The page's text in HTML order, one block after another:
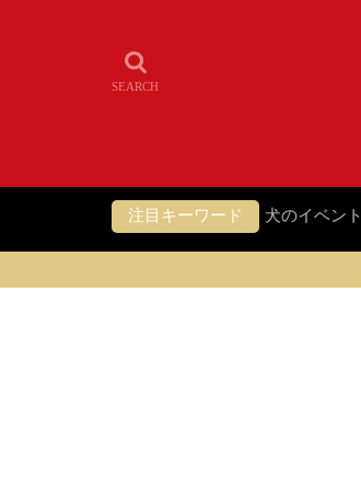
注目キーワード 犬のイベント